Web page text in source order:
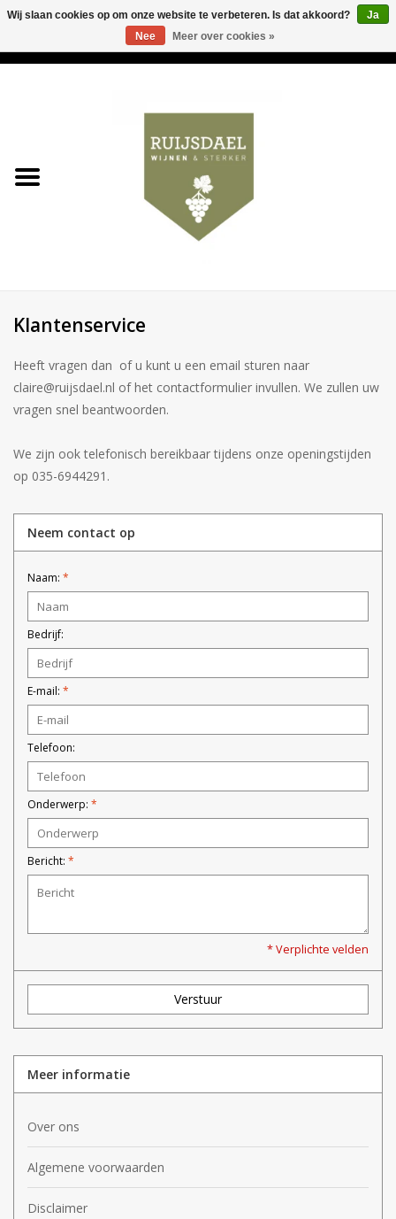
& sterker
Contact
Relatiegeschenken
Klantenservice
Heeft vragen dan of u kunt u een email sturen naar
claire@ruijsdael.nl of het contactformulier invullen. We zullen uw
vragen snel beantwoorden.
We zijn ook telefonisch bereikbaar tijdens onze openingstijden
op 035-6944291.
Neem contact op
Naam: *
Bedrijf:
E-mail: *
Telefoon:
Onderwerp: *
Bericht: *
* Verplichte velden
Verstuur
Meer informatie
Over ons
Algemene voorwaarden
Disclaimer
Wij slaan cookies op om onze website te verbeteren. Is dat akkoord?
Ja
Nee
Meer over cookies »